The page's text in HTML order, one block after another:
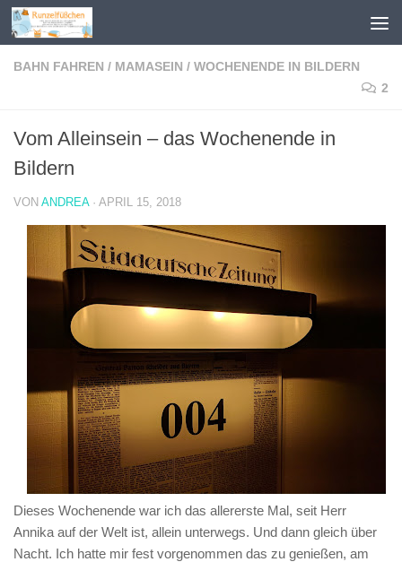
Zum Inhalt springen
BAHN FAHREN / MAMASEIN / WOCHENENDE IN BILDERN
2
Vom Alleinsein – das Wochenende in
Bildern
VON ANDREA · APRIL 15, 2018
Dieses Wochenende war ich das allererste Mal, seit Herr
Annika auf der Welt ist, allein unterwegs. Und dann gleich über
Nacht. Ich hatte mir fest vorgenommen das zu genießen, am